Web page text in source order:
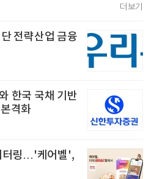
더보기
전략산업 금융
한국 국채 기반
격화
터링…'케어벨',